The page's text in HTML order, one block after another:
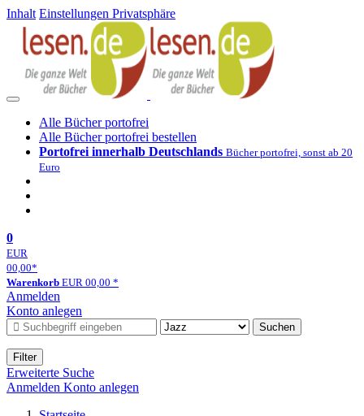
Inhalt Einstellungen Privatsphäre
Alle Bücher portofrei
Alle Bücher portofrei bestellen
Portofrei innerhalb Deutschlands Bücher portofrei, sonst ab 20
Euro
0
EUR
00,00*
Warenkorb EUR 00,00 *
Anmelden
Konto anlegen
Suchen
Filter
Erweiterte Suche
Anmelden Konto anlegen